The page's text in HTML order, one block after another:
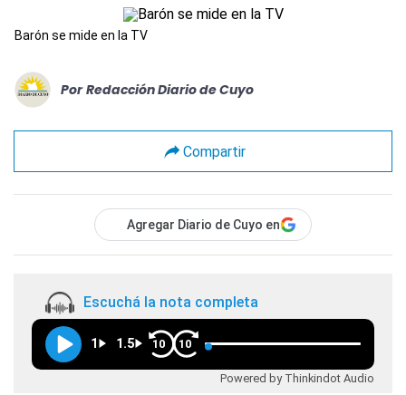
Barón se mide en la TV
Por Redacción Diario de Cuyo
Compartir
Agregar Diario de Cuyo en
Escuchá la nota completa
1 1.5 10 10
Powered by Thinkindot Audio